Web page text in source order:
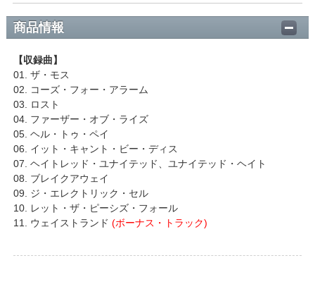
商品情報
【収録曲】
01. ザ・モス
02. コーズ・フォー・アラーム
03. ロスト
04. ファーザー・オブ・ライズ
05. ヘル・トゥ・ペイ
06. イット・キャント・ビー・ディス
07. ヘイトレッド・ユナイテッド、ユナイテッド・ヘイト
08. ブレイクアウェイ
09. ジ・エレクトリック・セル
10. レット・ザ・ピーシズ・フォール
11. ウェイストランド (ボーナス・トラック)